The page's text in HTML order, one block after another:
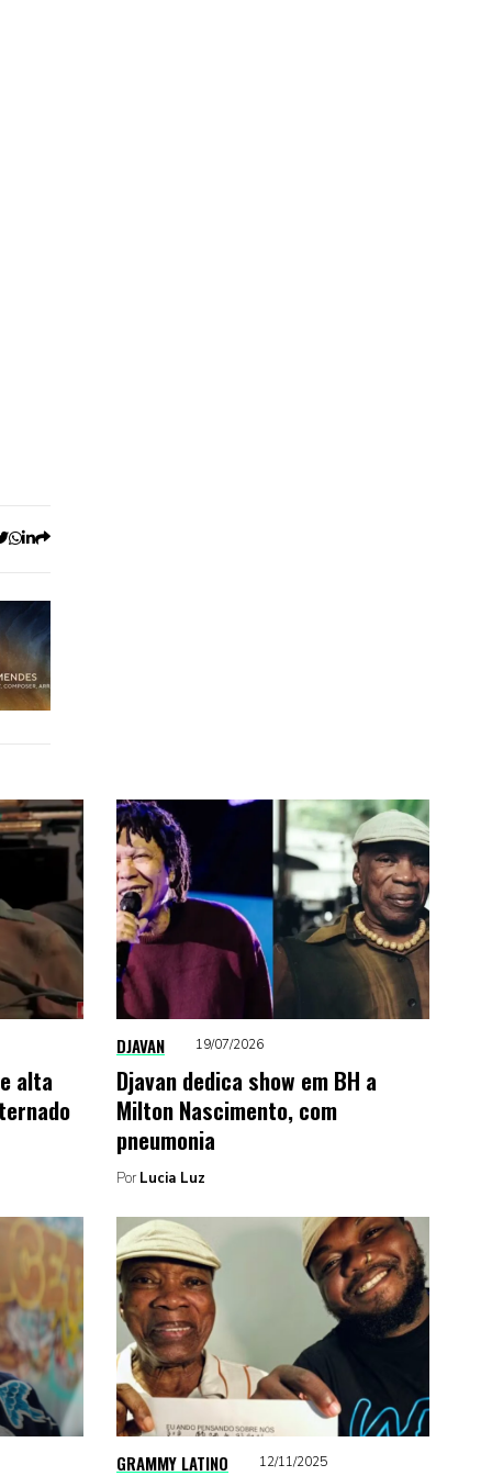
alta
DJAVAN 19/07/2026
Djavan dedica show em BH a
Milton Nascimento, com
pneumonia
Por Lucia Luz
GRAMMY LATINO 12/11/2025